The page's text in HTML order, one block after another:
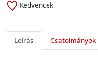
Kedvencek
Leírás Csatolmányok